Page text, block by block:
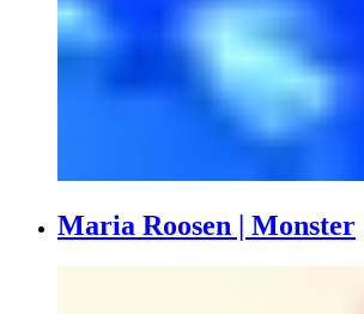
Maria Roosen | Monster